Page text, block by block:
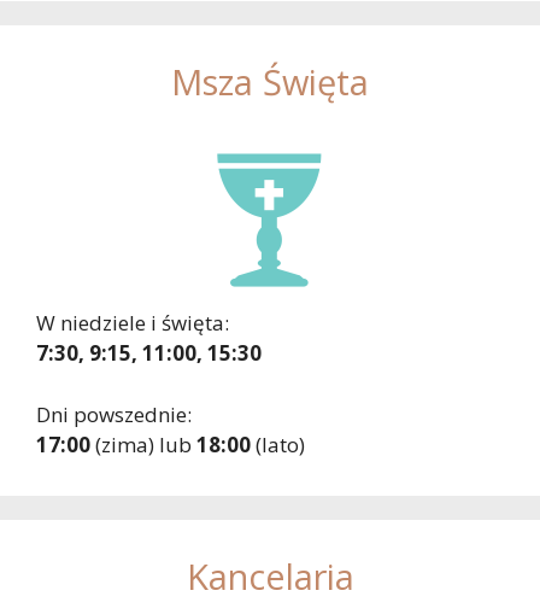
Msza Święta
W niedziele i święta:
7:30, 9:15, 11:00, 15:30
Dni powszednie:
17:00(zima) lub 18:00(lato)
Kancelaria